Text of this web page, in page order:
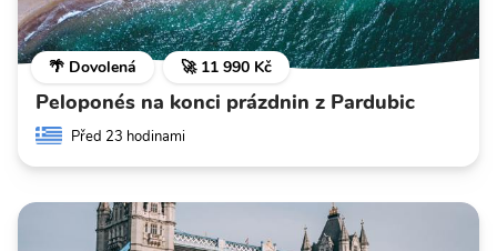
🌴 Dovolená 🚀 11 990 Kč
Peloponés na konci prázdnin z Pardubic
Před 23 hodinami